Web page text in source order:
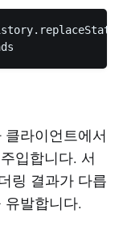
클라이언트에서
입합니다. 서
링 결과가 다릅
발합니다.